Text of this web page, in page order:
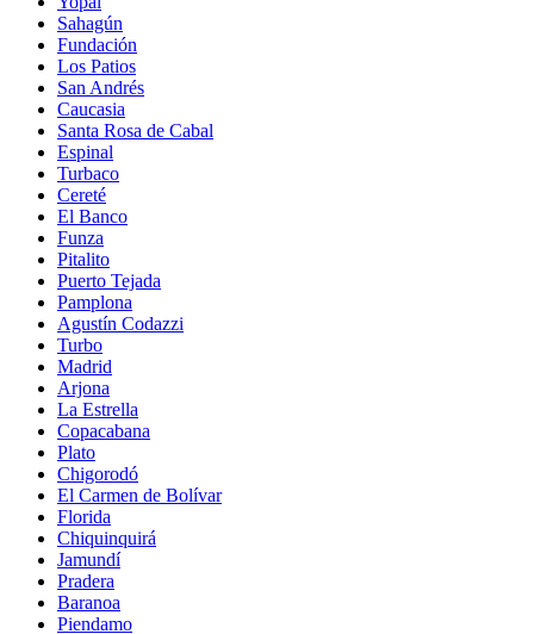
Sahagún
Fundación
Los Patios
San Andrés
Caucasia
Santa Rosa de Cabal
Espinal
Turbaco
Cereté
El Banco
Funza
Pitalito
Puerto Tejada
Pamplona
Agustín Codazzi
Turbo
Madrid
Arjona
La Estrella
Copacabana
Plato
Chigorodó
El Carmen de Bolívar
Florida
Chiquinquirá
Jamundí
Pradera
Baranoa
Piendamo